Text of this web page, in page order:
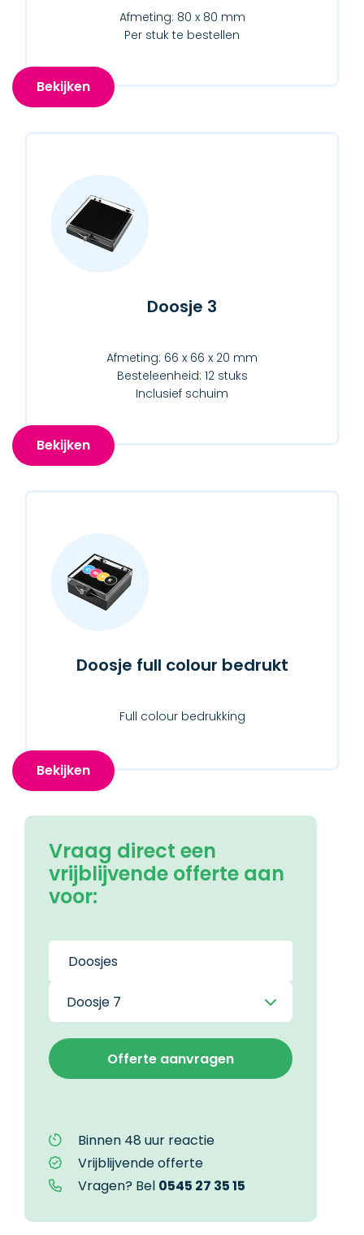
Afmeting: 80 x 80 mm
Per stuk te bestellen
Bekijken
Doosje 3
Afmeting: 66 x 66 x 20 mm
Besteleenheid: 12 stuks
Inclusief schuim
Bekijken
Doosje full colour bedrukt
Full colour bedrukking
Bekijken
Vraag direct een
vrijblijvende offerte aan
voor:
Binnen 48 uur reactie
Vrijblijvende offerte
Vragen? Bel 0545 27 35 15